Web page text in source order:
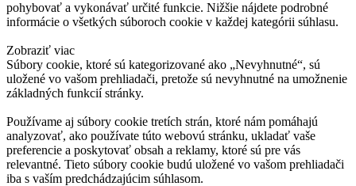
pohybovať a vykonávať určité funkcie. Nižšie nájdete podrobné
informácie o všetkých súboroch cookie v každej kategórii súhlasu.
Zobraziť viac
Súbory cookie, ktoré sú kategorizované ako „Nevyhnutné“, sú
uložené vo vašom prehliadači, pretože sú nevyhnutné na umožnenie
základných funkcií stránky.
Používame aj súbory cookie tretích strán, ktoré nám pomáhajú
analyzovať, ako používate túto webovú stránku, ukladať vaše
preferencie a poskytovať obsah a reklamy, ktoré sú pre vás
relevantné. Tieto súbory cookie budú uložené vo vašom prehliadači
iba s vaším predchádzajúcim súhlasom.